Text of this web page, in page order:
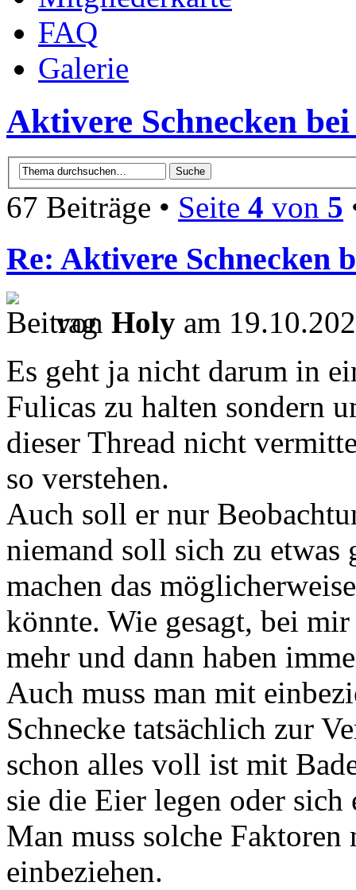
FAQ
Galerie
Aktivere Schnecken
67 Beiträge • Seite 4 von 5
Re: Aktivere Schnecken
von Holy am
Es geht ja nicht darum in
Fulicas zu halten sondern
dieser Thread nicht
so verstehen.
Auch soll er nur
niemand soll sich zu etwas
machen das
könnte. Wie gesagt, bei
mehr und dann haben
Auch muss man mit
Schnecke tatsächlich zur
schon alles voll ist mit
sie die Eier legen oder sich
Man muss solche
einbeziehen.